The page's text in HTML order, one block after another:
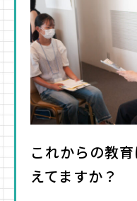
これからの教
えてますか？